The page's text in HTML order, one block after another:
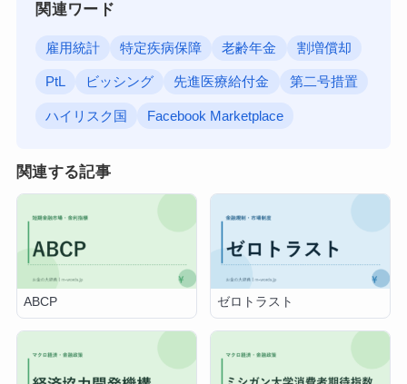
関連ワード
雇用統計 特定疾病保障 老齢年金 割増償却
PtL ビッシング 先進医療給付金 第二号措置
ハイリスク国 Facebook Marketplace
関連する記事
ABCP ゼロトラスト